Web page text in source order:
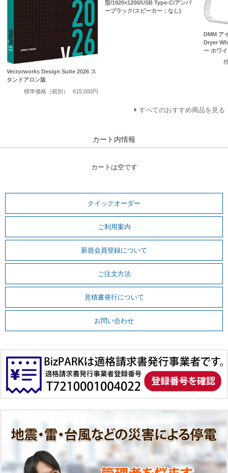
Vectorworks Design Suite 2026 ス
タンドアロン版
標準価格（税別）
615,000円
型/1920×1200/USB Type-C/アンバ
ーブラック/スピーカー：なし)
DMM ア
Dryer
ー ホワ
すべてのおすすめ商品を見る
カート内情報
カートは空です
クイックオーダー
ご利用案内
新規会員登録について
ご注文方法
見積書発行について
お問い合わせ